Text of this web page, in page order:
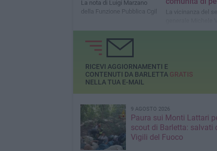
La nota di Luigi Marzano
della Funzione Pubblica Cgil
La vicinanza del
generale Michele
Di Bari
RICEVI AGGIORNAMENTI E
CONTENUTI DA BARLETTA GRATIS
NELLA TUA E-MAIL
9 AGOSTO 2026
Paura sui Monti Lattari
scout di Barletta: salvati
Vigili del Fuoco